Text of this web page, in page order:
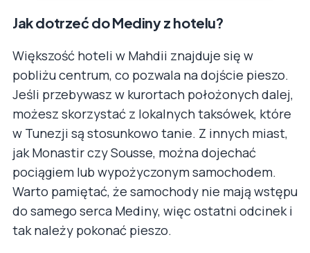
Jak dotrzeć do Mediny z hotelu?
Większość hoteli w Mahdii znajduje się w
pobliżu centrum, co pozwala na dojście pieszo.
Jeśli przebywasz w kurortach położonych dalej,
możesz skorzystać z lokalnych taksówek, które
w Tunezji są stosunkowo tanie. Z innych miast,
jak Monastir czy Sousse, można dojechać
pociągiem lub wypożyczonym samochodem.
Warto pamiętać, że samochody nie mają wstępu
do samego serca Mediny, więc ostatni odcinek i
tak należy pokonać pieszo.